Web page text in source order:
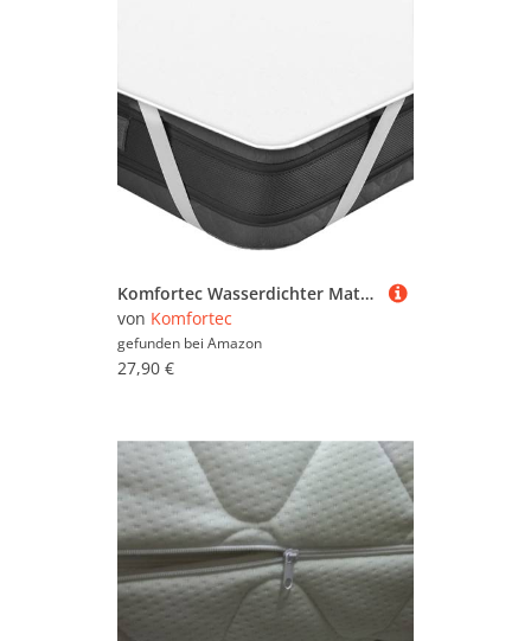
Komfortec Wasserdichter Matratzenschoner 200x200cm 2er-Set | Atmungsaktiv, Knisterfrei, Oeko-TEX Zertifiziert | Matratzen Inkontinenzauflage, Bequeme Passform | Weiß
von Komfortec
gefunden bei Amazon
27,90 €